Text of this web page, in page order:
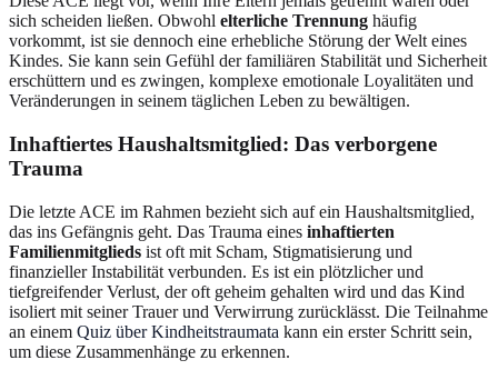
sich scheiden ließen. Obwohl elterliche Trennung häufig
vorkommt, ist sie dennoch eine erhebliche Störung der Welt eines
Kindes. Sie kann sein Gefühl der familiären Stabilität und Sicherheit
erschüttern und es zwingen, komplexe emotionale Loyalitäten und
Veränderungen in seinem täglichen Leben zu bewältigen.
Inhaftiertes Haushaltsmitglied: Das verborgene
Trauma
Die letzte ACE im Rahmen bezieht sich auf ein Haushaltsmitglied,
das ins Gefängnis geht. Das Trauma eines inhaftierten
Familienmitglieds ist oft mit Scham, Stigmatisierung und
finanzieller Instabilität verbunden. Es ist ein plötzlicher und
tiefgreifender Verlust, der oft geheim gehalten wird und das Kind
isoliert mit seiner Trauer und Verwirrung zurücklässt. Die Teilnahme
an einem Quiz über Kindheitstraumata kann ein erster Schritt sein,
um diese Zusammenhänge zu erkennen.